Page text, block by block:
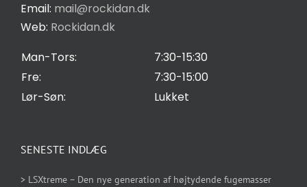
Email: mail@rockidan.dk
Web: Rockidan.dk
Man-Tors:
7:30-15:30
Fre:
7:30-15:00
Lør-Søn:
Lukket
Cookie Indstilling
SENESTE INDLÆG
> LSXtreme – Den nye generation af højtydende fugemasser